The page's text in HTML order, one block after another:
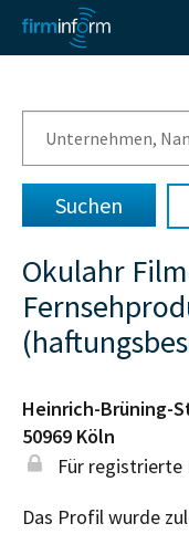
Okulahr
Heinrich-Brüning-
50969 Köln
Für registrierte
Das Profil wurde